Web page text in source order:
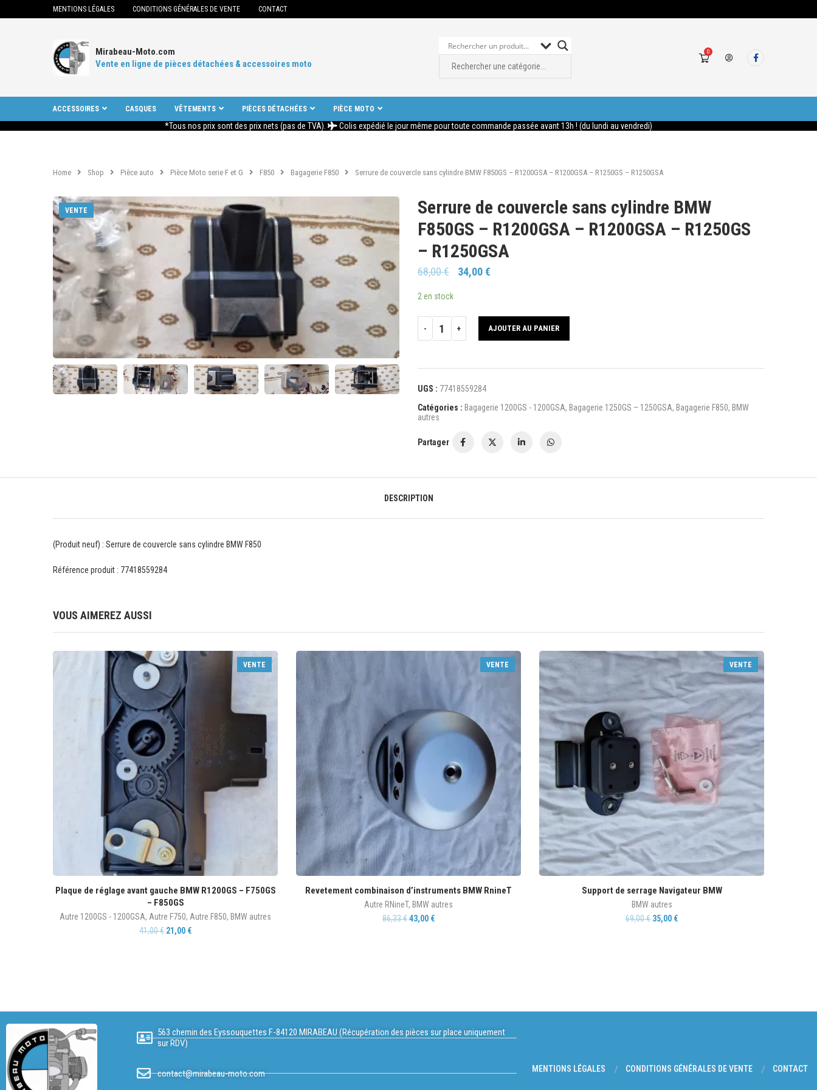
MENTIONS LÉGALES CONDITIONS GÉNÉRALES DE VENTE CONTACT
Mirabeau-Moto.com
Vente en ligne de pièces détachées & accessoires moto
0
ACCESSOIRES CASQUES VÊTEMENTS PIÈCES DÉTACHÉES PIÈCE MOTO
*Tous nos prix sont des prix nets (pas de TVA). Colis expédié le jour même pour toute commande passée avant 13h ! (du lundi au vendredi)
Home Shop Pièce auto Pièce Moto serie F et G F850 Bagagerie F850 Serrure de couvercle sans cylindre BMW F850GS – R1200GSA – R1200GSA – R1250GS – R1250GSA
VENTE
Serrure de couvercle sans cylindre BMW
F850GS – R1200GSA – R1200GSA – R1250GS
– R1250GSA
68,00€ 34,00€
2 en stock
AJOUTER AU PANIER
UGS : 77418559284
Catégories : Bagagerie 1200GS - 1200GSA, Bagagerie 1250GS – 1250GSA, Bagagerie F850, BMW
autres
Partager
DESCRIPTION
(Produit neuf) : Serrure de couvercle sans cylindre BMW F850
Référence produit : 77418559284
VOUS AIMEREZ AUSSI
VENTE
Plaque de réglage avant gauche BMW R1200GS – F750GS
– F850GS
Autre 1200GS - 1200GSA, Autre F750, Autre F850, BMW autres
41,00€ 21,00 €
VENTE
Revetement combinaison d’instruments BMW RnineT
Autre RNineT, BMW autres
86,33€43,00 €
VENTE
Support de serrage Navigateur BMW
BMW autres
69,00€ 35,00 €
563 chemin des Eyssouquettes F-84120 MIRABEAU (Récupération des pièces sur place uniquement
sur RDV)
contact@mirabeau-moto.com MENTIONS LÉGALES CONDITIONS GÉNÉRALES DE VENTE CONTACT